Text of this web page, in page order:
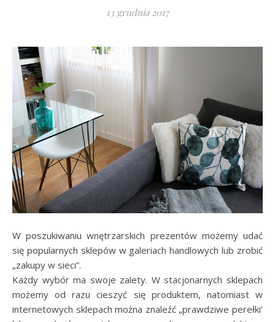
13 grudnia 2017
W poszukiwaniu wnętrzarskich prezentów możemy udać
się popularnych sklepów w galeriach handlowych lub zrobić
„zakupy w sieci”.
Każdy wybór ma swoje zalety. W stacjonarnych sklepach
możemy od razu cieszyć się produktem, natomiast w
internetowych sklepach można znaleźć „prawdziwe perełki’